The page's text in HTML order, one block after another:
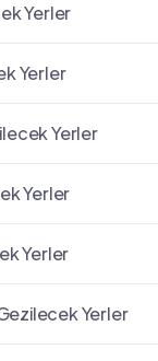
Yerler
Yerler
Yerler
Yerler
Yerler
Yerler